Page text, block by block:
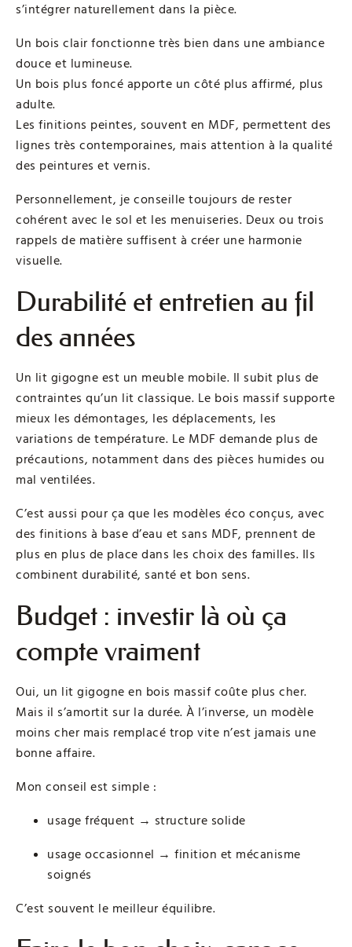
s’intégrer naturellement dans la pièce.
Un bois clair fonctionne très bien dans une ambiance
douce et lumineuse.
Un bois plus foncé apporte un côté plus affirmé, plus
adulte.
Les finitions peintes, souvent en MDF, permettent des
lignes très contemporaines, mais attention à la qualité
des peintures et vernis.
Personnellement, je conseille toujours de rester
cohérent avec le sol et les menuiseries. Deux ou trois
rappels de matière suffisent à créer une harmonie
visuelle.
Durabilité et entretien au fil
des années
Un lit gigogne est un meuble mobile. Il subit plus de
contraintes qu’un lit classique. Le bois massif supporte
mieux les démontages, les déplacements, les
variations de température. Le MDF demande plus de
précautions, notamment dans des pièces humides ou
mal ventilées.
C’est aussi pour ça que les modèles éco conçus, avec
des finitions à base d’eau et sans MDF, prennent de
plus en plus de place dans les choix des familles. Ils
combinent durabilité, santé et bon sens.
Budget : investir là où ça
compte vraiment
Oui, un lit gigogne en bois massif coûte plus cher.
Mais il s’amortit sur la durée. À l’inverse, un modèle
moins cher mais remplacé trop vite n’est jamais une
bonne affaire.
Mon conseil est simple :
usage fréquent → structure solide
usage occasionnel → finition et mécanisme
soignés
C’est souvent le meilleur équilibre.